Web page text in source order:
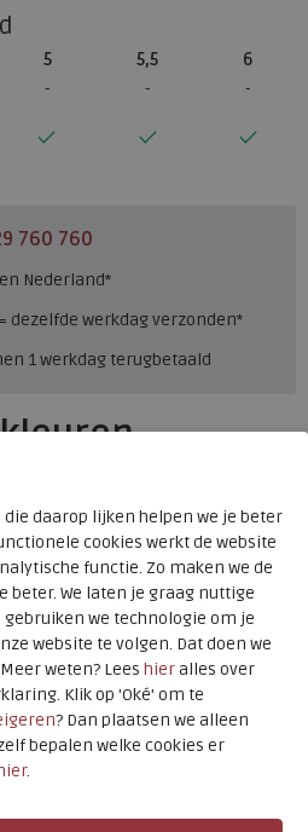
5 5,5
6
760 760
Nederland*
dezelfde werkdag verzonden*
1 werkdag terugbetaald
Nimco
70404.3.151
234.19.000037
White combi
k
daarop lijken helpen we je beter
cookies werkt de website
functie. Zo maken we de
beter. We laten je graag nuttige
we technologie om je
website te volgen. Dat doen we
weten? Lees hieralles over
Klik op 'Oké' om te
? Dan plaatsen we alleen
bepalen welke cookies er
.